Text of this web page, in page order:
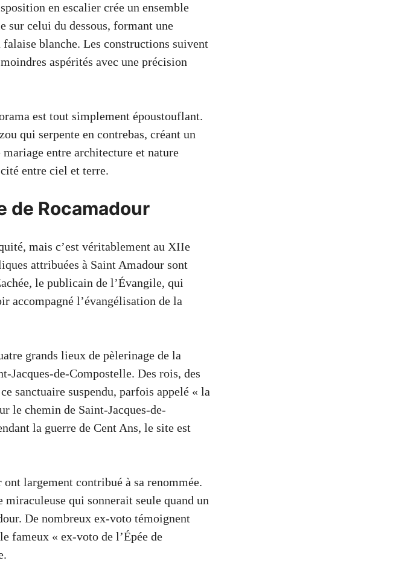
en escalier crée un ensemble
sur celui du dessous, formant une
falaise blanche. Les constructions suivent
aspérités avec une précision
est tout simplement époustouflant.
qui serpente en contrebas, créant un
entre architecture et nature
entre ciel et terre.
de Rocamadour
mais c’est véritablement au XIIe
attribuées à Saint Amadour sont
le publicain de l’Évangile, qui
accompagné l’évangélisation de la
grands lieux de pèlerinage de la
Jacques-de-Compostelle. Des rois, des
sanctuaire suspendu, parfois appelé « la
le chemin de Saint-Jacques-de-
la guerre de Cent Ans, le site est
largement contribué à sa renommée.
qui sonnerait seule quand un
De nombreux ex-voto témoignent
fameux « ex-voto de l’Épée de